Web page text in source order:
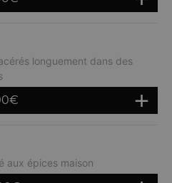
longuement dans des
€
aux épices maison